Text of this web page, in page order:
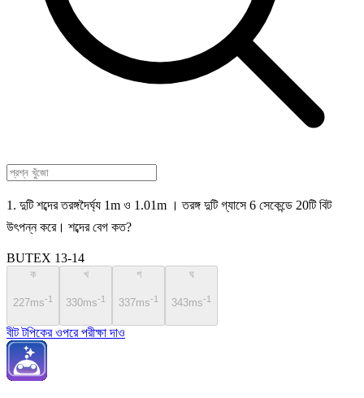
1. দুটি শব্দের তরঙ্গদৈর্ঘ্য 1m ও 1.01m । তরঙ্গ দুটি গ্যাসে 6 সেকেন্ডে 20টি বিট
উৎপন্ন করে। শব্দের বেগ কত?
BUTEX 13-14
ক
227ms-1
খ
330ms-1
গ
337ms-1
ঘ
343ms-1
বীট টপিকের ওপরে পরীক্ষা দাও